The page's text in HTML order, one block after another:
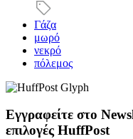
Γάζα
μωρό
νεκρό
πόλεμος
Εγγραφείτε στο
επιλογές HuffPost